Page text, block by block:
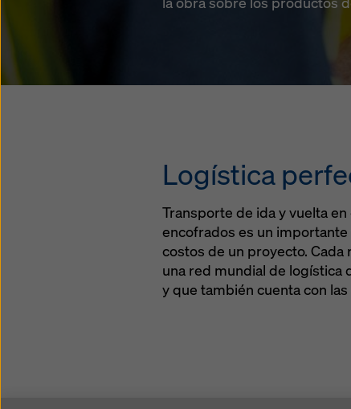
Logística
Transporte de ida y vuelta
encofrados es un
costos de un proyecto. Cada
una red mundial de logística
y que también cuenta con